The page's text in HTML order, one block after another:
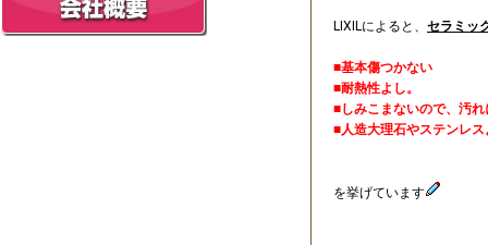
LIXILによると、 セラミッ
■基本傷つかない
■耐熱性よし。
■しみこまないので、汚れ
■人造大理石やステンレ
を挙げています